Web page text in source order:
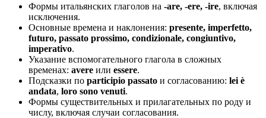
Формы итальянских глаголов на -are, -ere, -ire, включая
исключения.
Основные времена и наклонения: presente, imperfetto,
futuro, passato prossimo, condizionale, congiuntivo,
imperativo.
Указание вспомогательного глагола в сложных
временах: avere или essere.
Подсказки по participio passato и согласованию: lei è
andata, loro sono venuti.
Формы существительных и прилагательных по роду и
числу, включая случаи согласования.